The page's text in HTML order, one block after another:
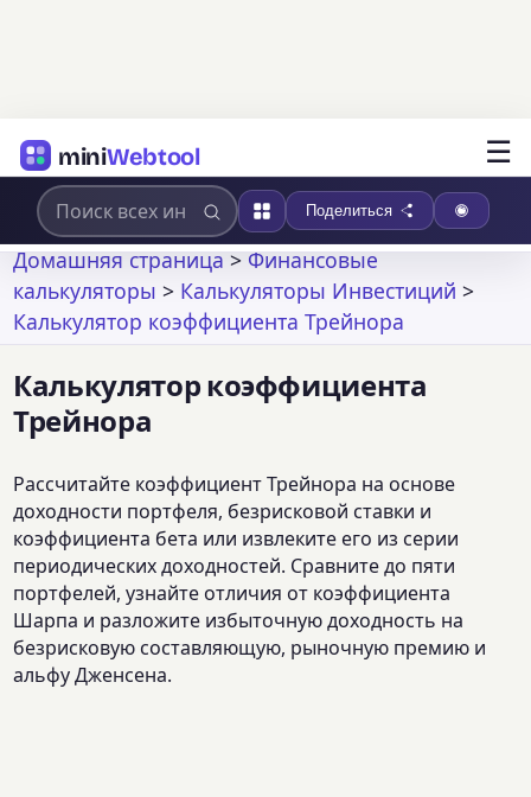
miniWebtool ☰
Поделиться
Домашняя страница>Финансовые
калькуляторы > Калькуляторы Инвестиций >
Калькулятор коэффициента Трейнора
Калькулятор коэффициента
Трейнора
Рассчитайте коэффициент Трейнора на основе
доходности портфеля, безрисковой ставки и
коэффициента бета или извлеките его из серии
периодических доходностей. Сравните до пяти
портфелей, узнайте отличия от коэффициента
Шарпа и разложите избыточную доходность на
безрисковую составляющую, рыночную премию и
альфу Дженсена.